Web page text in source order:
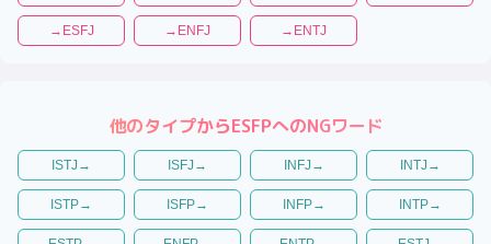
→ ESFJ → ENFJ → ENTJ
他のタイプからESFPへのNGワード
ISTJ → ISFJ → INFJ → INTJ →
ISTP→ ISFP→ INFP→ INTP→